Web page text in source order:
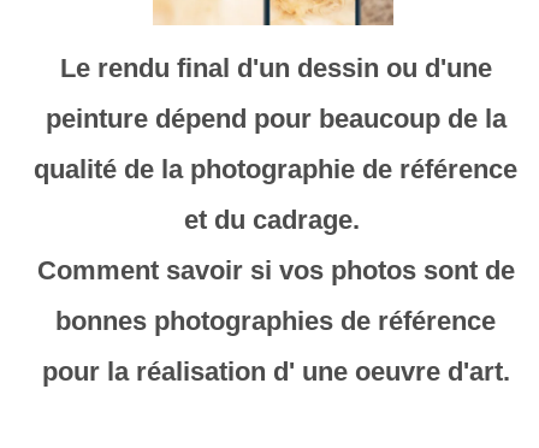
Français
0
Le rendu final d'un dessin ou d'une
peinture dépend pour beaucoup de la
qualité de la photographie de référence
et du cadrage.
Comment savoir si vos photos sont de
bonnes photographies de référence
pour la réalisation d' une oeuvre d'art.